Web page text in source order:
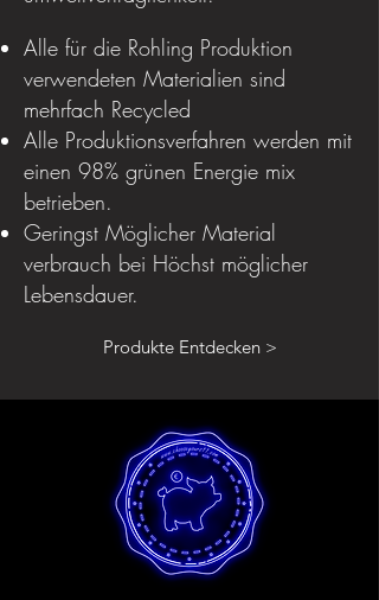
Alle für die Rohling Produktion
verwendeten Materialien sind
mehrfach Recycled
Alle Produktionsverfahren werden mit
einen 98% grünen Energie mix
betrieben.
Geringst Möglicher Material
verbrauch bei Höchst möglicher
Lebensdauer.
Produkte Entdecken >